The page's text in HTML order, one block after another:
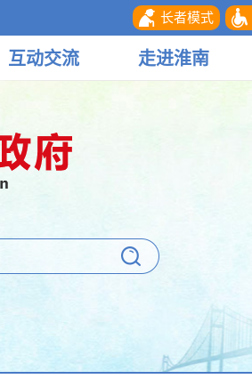
长者模式
互动交流 走进淮南